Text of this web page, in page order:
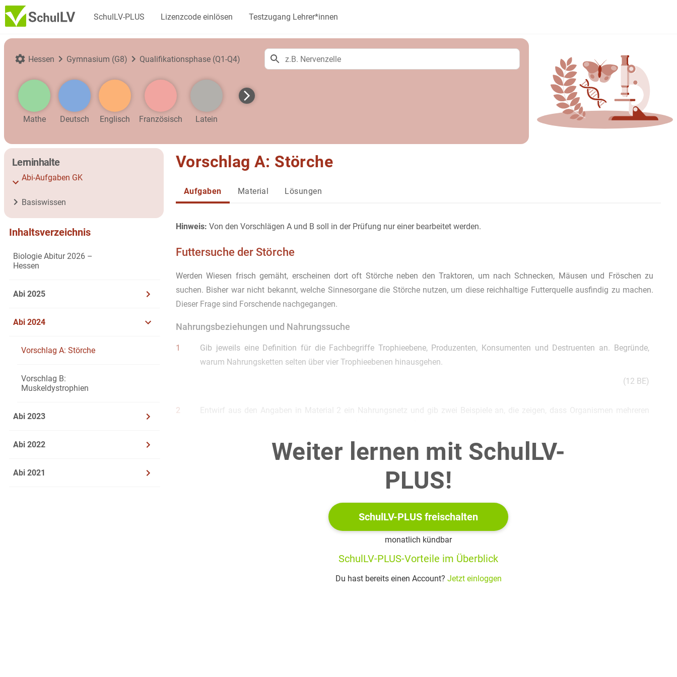
SchulLV-PLUS Lizenzcode einlösen Testzugang Lehrer*innen
Hessen Gymnasium (G8) Qualifikationsphase (Q1-Q4)
Mathe Deutsch Englisch Französisch Latein
Lerninhalte
Abi-Aufgaben GK
Basiswissen
Inhaltsverzeichnis
Biologie Abitur 2026 –
Hessen
Abi 2025
Abi 2024
Vorschlag A: Störche
Vorschlag B:
Muskeldystrophien
Abi 2023
Abi 2022
Abi 2021
Vorschlag A: Störche
Aufgaben Material Lösungen
Hinweis: Von den Vorschlägen A und B soll in der Prüfung nur einer bearbeitet werden.
Futtersuche der Störche
Werden Wiesen frisch gemäht, erscheinen dort oft Störche neben den Traktoren, um nach Schnecken, Mäusen und Fröschen zu
suchen. Bisher war nicht bekannt, welche Sinnesorgane die Störche nutzen, um diese reichhaltige Futterquelle ausfindig zu machen.
Dieser Frage sind Forschende nachgegangen.
Nahrungsbeziehungen und Nahrungssuche
1
Gib jeweils eine Definition für die Fachbegriffe Trophieebene, Produzenten, Konsumenten und Destruenten an. Begründe,
warum Nahrungsketten selten über vier Trophieebenen hinausgehen.
(12 BE)
2
Entwirf aus den Angaben in Material 2 ein Nahrungsnetz und gib zwei Beispiele an, die zeigen, dass Organismen mehreren
Molekulare Grundlagen der Sinneswahrnehmung
Beschreibe und vergleiche die in der Abbildung 4.1 dargestellten Prinzipien der Reizaufnahme und Signaltransduktion. Erkläre
unter Berücksichtigung von Abbildung 4.2 den möglichen Vorteil der komplexeren Signaltransduktion in Zellen des Typs B im
Vergleich zu Zellen des Typs A. (Material 4)
Weiter lernen mit SchulLV-
PLUS!
SchulLV-PLUS freischalten
monatlich kündbar
SchulLV-PLUS-Vorteile im Überblick
Du hast bereits einen Account? Jetzt einloggen